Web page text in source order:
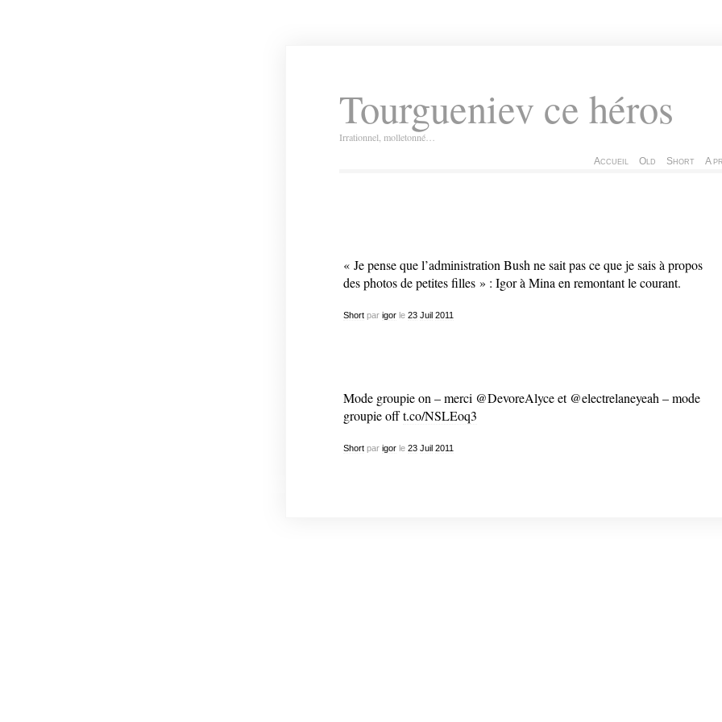
Tourgueniev ce héros
Irrationnel, molletonné…
Accueil Old Short A
« Je pense que l’administration Bush ne sait pas ce que je sais à propos
des photos de petites filles » : Igor à Mina en remontant le courant.
Shortpar igorle 23 Juil 2011
Mode groupie on – merci @DevoreAlyce et @electrelaneyeah – mode
groupie offt.co/NSLEoq3
Shortpar igorle 23 Juil 2011